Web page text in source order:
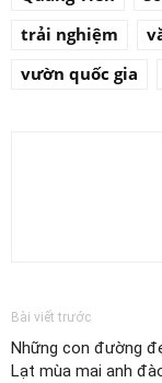
trải nghiệm
vườn quốc gia
Bài viết trước
Những con đường
Lạt mùa mai anh